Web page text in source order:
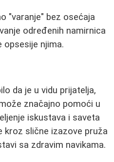
"varanje" bez osećaja
određenih namirnica
opsesije njima.
da je u vidu prijatelja,
značajno pomoći u
iskustava i saveta
kroz slične izazove pruža
sa zdravim navikama.